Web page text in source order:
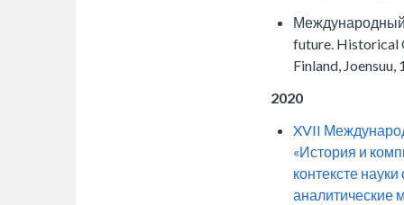
Международный
future. Historical
Finland,
2020
XVII
«История и
контексте
аналитические